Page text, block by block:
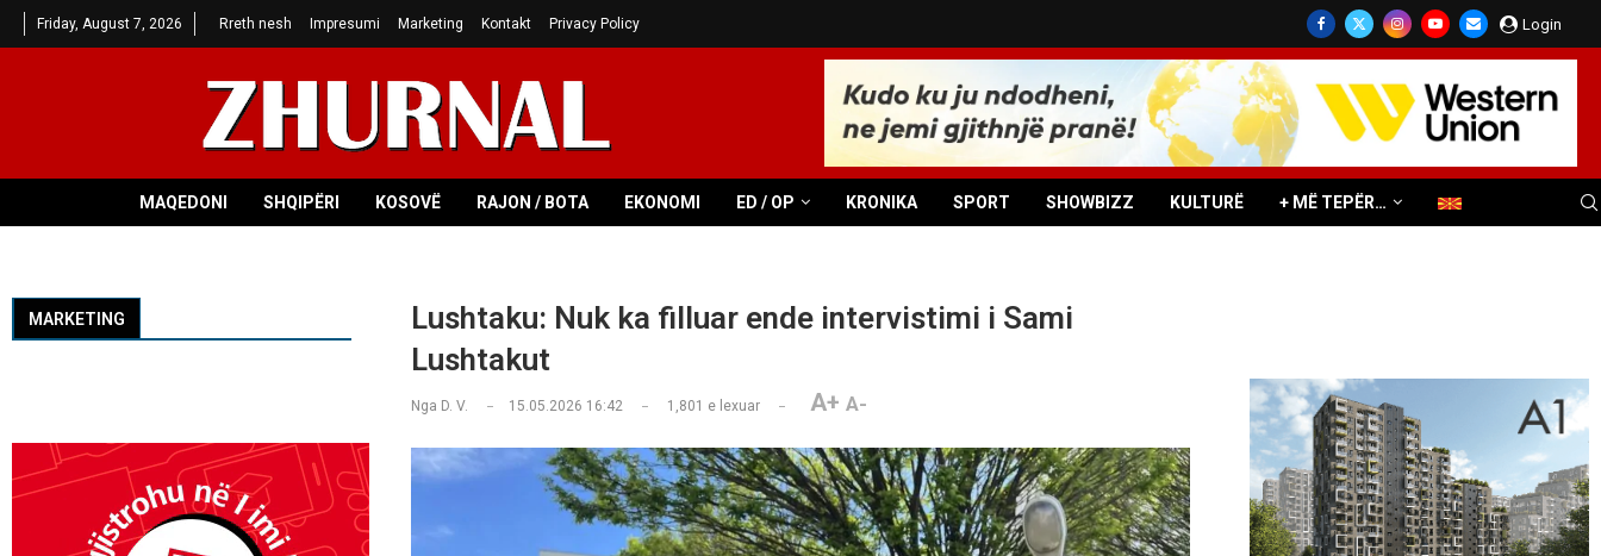
Friday, August 7, 2026 Rreth nesh Impresumi Marketing Kontakt Privacy Policy Login
MAQEDONI SHQIPËRI KOSOVË RAJON / BOTA EKONOMI ED / OP KRONIKA SPORT SHOWBIZZ KULTURË + MË TEPËR…
Lushtaku: Nuk ka filluar ende intervistimi i Sami
Lushtakut
Nga D. V. 15.05.2026 16:42 1,801 e lexuar A+ A-
MARKETING